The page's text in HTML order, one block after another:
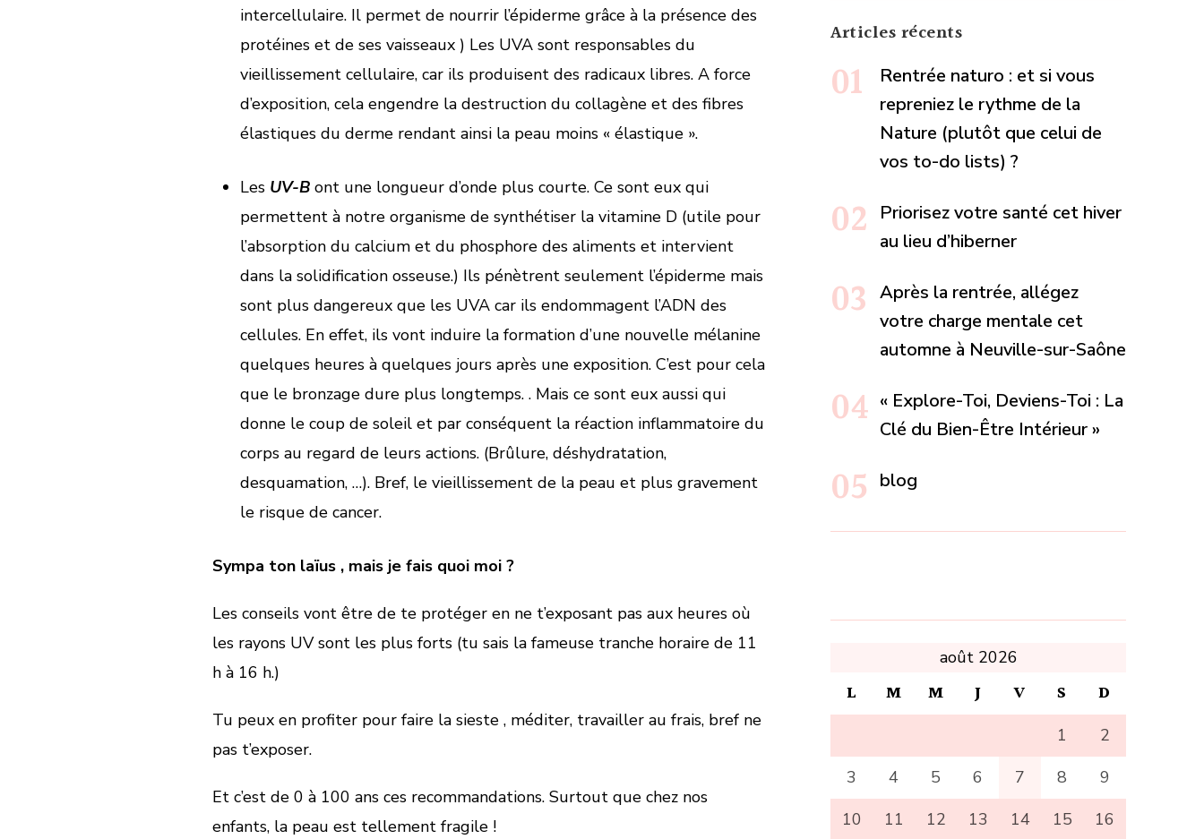
intercellulaire. Il permet de nourrir l’épiderme grâce à la présence des
protéines et de ses vaisseaux ) Les UVA sont responsables du
vieillissement cellulaire, car ils produisent des radicaux libres. A force
d’exposition, cela engendre la destruction du collagène et des fibres
élastiques du derme rendant ainsi la peau moins « élastique ».
Les UV-Bont une longueur d’onde plus courte. Ce sont eux qui
permettent à notre organisme de synthétiser la vitamine D (utile pour
l’absorption du calcium et du phosphore des aliments et intervient
dans la solidification osseuse.) Ils pénètrent seulement l’épiderme mais
sont plus dangereux que les UVA car ils endommagent l’ADN des
cellules. En effet, ils vont induire la formation d’une nouvelle mélanine
quelques heures à quelques jours après une exposition. C’est pour cela
que le bronzage dure plus longtemps. . Mais ce sont eux aussi qui
donne le coup de soleil et par conséquent la réaction inflammatoire du
corps au regard de leurs actions. (Brûlure, déshydratation,
desquamation, …). Bref, le vieillissement de la peau et plus gravement
le risque de cancer.
Sympa ton laïus , mais je fais quoi moi ?
Les conseils vont être de te protéger en ne t’exposant pas aux heures où
les rayons UV sont les plus forts (tu sais la fameuse tranche horaire de 11
h à 16 h.)
Tu peux en profiter pour faire la sieste , méditer, travailler au frais, bref ne
pas t’exposer.
Et c’est de 0 à 100 ans ces recommandations. Surtout que chez nos
enfants, la peau est tellement fragile !
Articles récents
Rentrée naturo : et si vous
repreniez le rythme de la
Nature (plutôt que celui de
vos to-do lists) ?
Priorisez votre santé cet hiver
au lieu d’hiberner
Après la rentrée, allégez
votre charge mentale cet
automne à Neuville-sur-Saône
« Explore-Toi, Deviens-Toi : La
Clé du Bien-Être Intérieur »
blog
août 2026
L M M J V S D
1
2
3
4 5 6 7 8
9
10
11 12 13 14 15
16